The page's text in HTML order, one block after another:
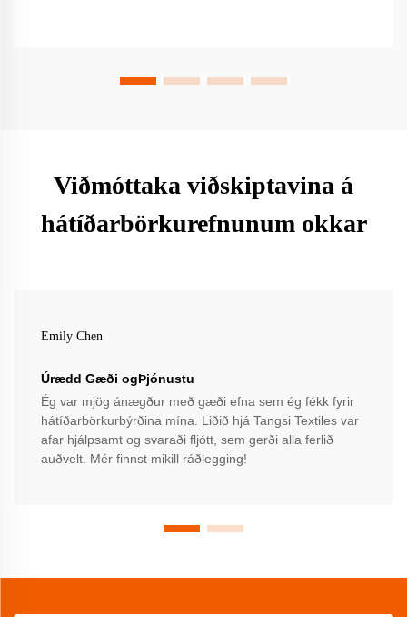
Viðmóttaka viðskiptavina á
hátíðarbörkurefnunum okkar
Emily Chen
Úrædd Gæði ogÞjónustu
Ég var mjög ánægður með gæði efna sem ég fékk fyrir
hátíðarbörkurbýrðina mína. Liðið hjá Tangsi Textiles var
afar hjálpsamt og svaraði fljótt, sem gerði alla ferlið
auðvelt. Mér finnst mikill ráðlegging!